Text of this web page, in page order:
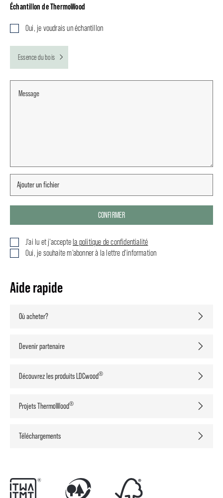
Échantillon de ThermoWood
Oui, je voudrais un échantillon
Essence du bois
CONFIRMER
J'ai lu et j'accepte la politique de confidentialité
Oui, je souhaite m'abonner à la lettre d'information
Aide rapide
Où acheter?
Devenir partenaire
Découvrez les produits LDCwood®
Projets ThermoWood®
Téléchargements